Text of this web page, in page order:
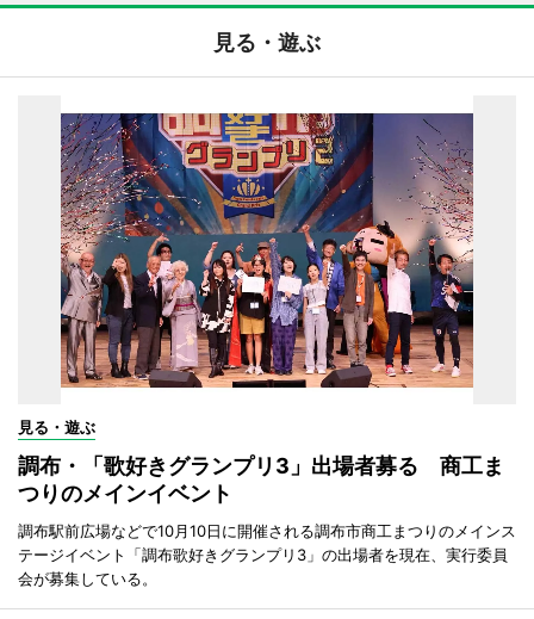
見る・遊ぶ
見る・遊ぶ
調布・「歌好きグランプリ3」出場者募る 商工ま
つりのメインイベント
調布駅前広場などで10月10日に開催される調布市商工まつりのメインス
テージイベント「調布歌好きグランプリ3」の出場者を現在、実行委員
会が募集している。